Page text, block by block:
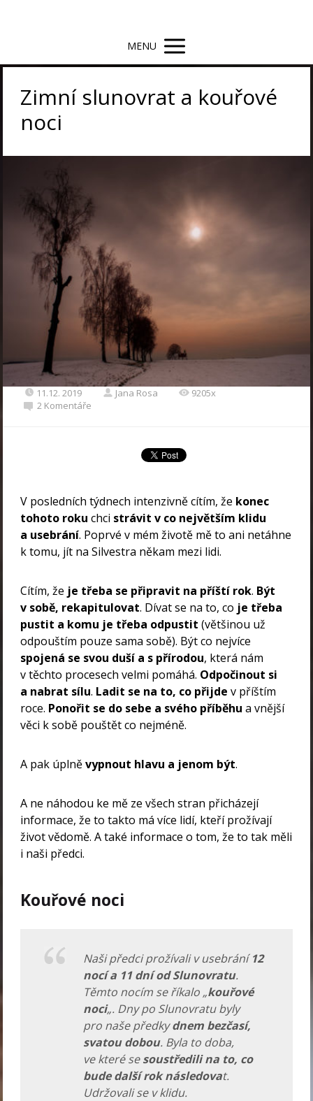
MENU
Zimní slunovrat a kouřové
noci
11.12. 2019 Jana Rosa
9205x
2 Komentáře
V posledních týdnech intenzivně cítím, že konec
tohoto roku chci strávit v co největším klidu
a usebrání. Poprvé v mém životě mě to ani netáhne
k tomu, jít na Silvestra někam mezi lidi.
Cítím, že je třeba se připravit na příští rok. Být
v sobě, rekapitulovat. Dívat se na to, co je třeba
pustit a komu je třeba odpustit (většinou už
odpouštím pouze sama sobě). Být co nejvíce
spojená se svou duší a s přírodou, která nám
v těchto procesech velmi pomáhá. Odpočinout si
a nabrat sílu. Ladit se na to, co přijde v příštím
roce. Ponořit se do sebe a svého příběhu a vnější
věci k sobě pouštět co nejméně.
A pak úplněvypnout hlavu a jenom být.
A ne náhodou ke mě ze všech stran přicházejí
informace, že to takto má více lidí, kteří prožívají
život vědomě. A také informace o tom, že to tak měli
i naši předci.
Kouřové noci
Naši předci prožívali v usebrání12
nocí a 11 dní od Slunovratu.
Těmto nocím se říkalo „kouřové
noci„. Dny po Slunovratu byly
pro naše předkydnem bezčasí,
svatou dobou. Byla to doba,
ve které sesoustředili na to, co
bude další rok následovat.
Udržovali se v klidu.